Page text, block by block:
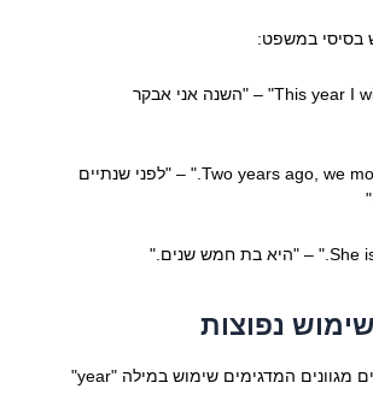
בסיסי במשפט:
"This year I will visit America" – "השנה אני אבקר
"Two years ago, we moved to Tel Aviv." – "לפני שנתיים
נפוצות
הנה כמה משפטים מגוונים המדגימים שימוש במילה "year"